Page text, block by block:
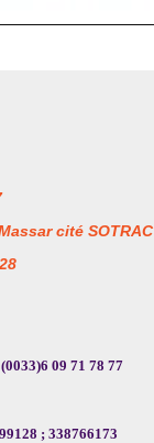
cité SOTRAC
09 71 78 77
; 338766173